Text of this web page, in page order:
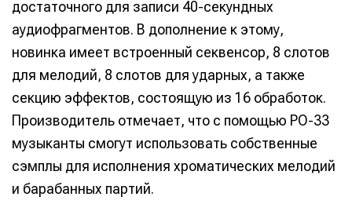
достаточного для записи 40-секундных
аудиофрагментов. В дополнение к этому,
новинка имеет встроенный секвенсор, 8 слотов
для мелодий, 8 слотов для ударных, а также
секцию эффектов, состоящую из 16 обработок.
Производитель отмечает, что с помощью PO-33
музыканты смогут использовать собственные
сэмплы для исполнения хроматических мелодий
и барабанных партий.